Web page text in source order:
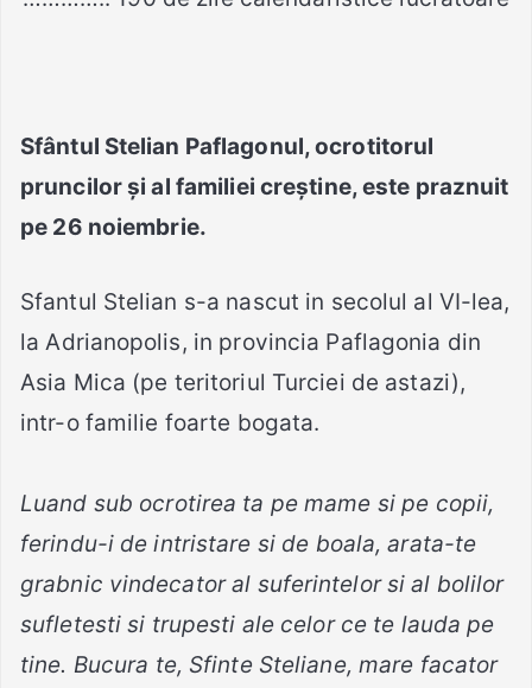
Sfântul Stelian Paflagonul, ocrotitorul
pruncilor și al familiei creștine, este praznuit
pe 26 noiembrie.
Sfantul Stelian s-a nascut in secolul al VI-lea,
la Adrianopolis, in provincia Paflagonia din
Asia Mica (pe teritoriul Turciei de astazi),
intr-o familie foarte bogata.
Luand sub ocrotirea ta pe mame si pe copii,
ferindu-i de intristare si de boala, arata-te
grabnic vindecator al suferintelor si al bolilor
sufletesti si trupesti ale celor ce te lauda pe
tine. Bucura te, Sfinte Steliane, mare facator